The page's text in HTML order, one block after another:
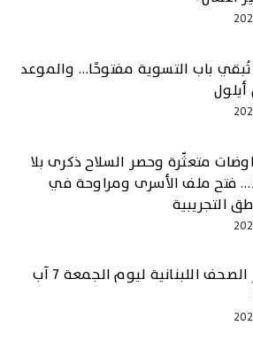
تُبقي باب التسوية مفتوحًا… والموعد
أيلول
متعثّرة وحصر السلاح ذكرى بلا
فتح ملف الأسرى ومراوحة في
التجريبية
اسرار الصحف اللبنانية ليوم الجمعة 7 آب